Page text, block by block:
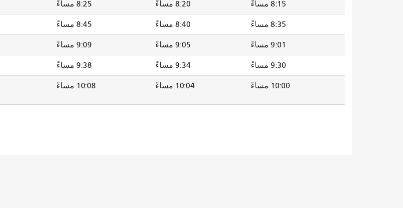
8:15 مساءً 8:20 مساءً 8:25 مساءً
8:35 مساءً 8:40 مساءً 8:45 مساءً
9:01 مساءً 9:05 مساءً 9:09 مساءً
9:30 مساءً 9:34 مساءً 9:38 مساءً
10:00 مساءً 10:04 مساءً 10:08 مساءً